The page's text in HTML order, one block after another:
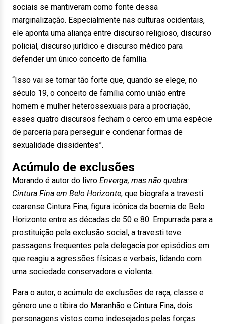
sociais se mantiveram como fonte dessa
marginalização. Especialmente nas culturas ocidentais,
ele aponta uma aliança entre discurso religioso, discurso
policial, discurso jurídico e discurso médico para
defender um único conceito de família.
“Isso vai se tornar tão forte que, quando se elege, no
século 19, o conceito de família como união entre
homem e mulher heterossexuais para a procriação,
esses quatro discursos fecham o cerco em uma espécie
de parceria para perseguir e condenar formas de
sexualidade dissidentes”.
Acúmulo de exclusões
Morando é autor do livro Enverga, mas não quebra:
Cintura Fina em Belo Horizonte, que biografa a travesti
cearense Cintura Fina, figura icônica da boemia de Belo
Horizonte entre as décadas de 50 e 80. Empurrada para a
prostituição pela exclusão social, a travesti teve
passagens frequentes pela delegacia por episódios em
que reagiu a agressões físicas e verbais, lidando com
uma sociedade conservadora e violenta.
Para o autor, o acúmulo de exclusões de raça, classe e
gênero une o tibira do Maranhão e Cintura Fina, dois
personagens vistos como indesejados pelas forças